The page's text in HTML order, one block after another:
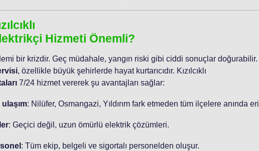
Hizmeti Önemli?
bir krizdir. Geç müdahale, yangın riski gibi ciddi sonuçlar
, özellikle büyük şehirlerde hayat kurtarıcıdır. Kızılcıklı
7/24 hizmet vererek şu avantajları sağlar:
ulaşım: Nilüfer, Osmangazi, Yıldırım fark etmeden tüm ilçelere anında
: Geçici değil, uzun ömürlü elektrik çözümleri.
: Tüm ekip, belgeli ve sigortalı personelden oluşur.